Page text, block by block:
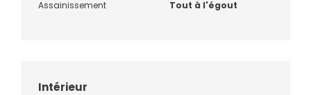
Assainissement
Tout à l'égout
Intérieur